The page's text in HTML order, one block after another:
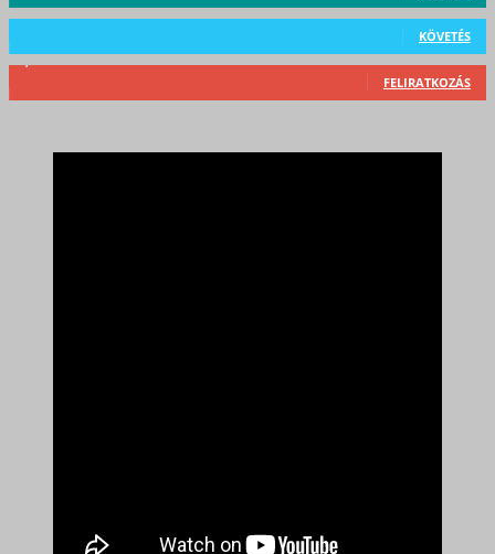
KÖVETÉS
FELIRATKOZÁS